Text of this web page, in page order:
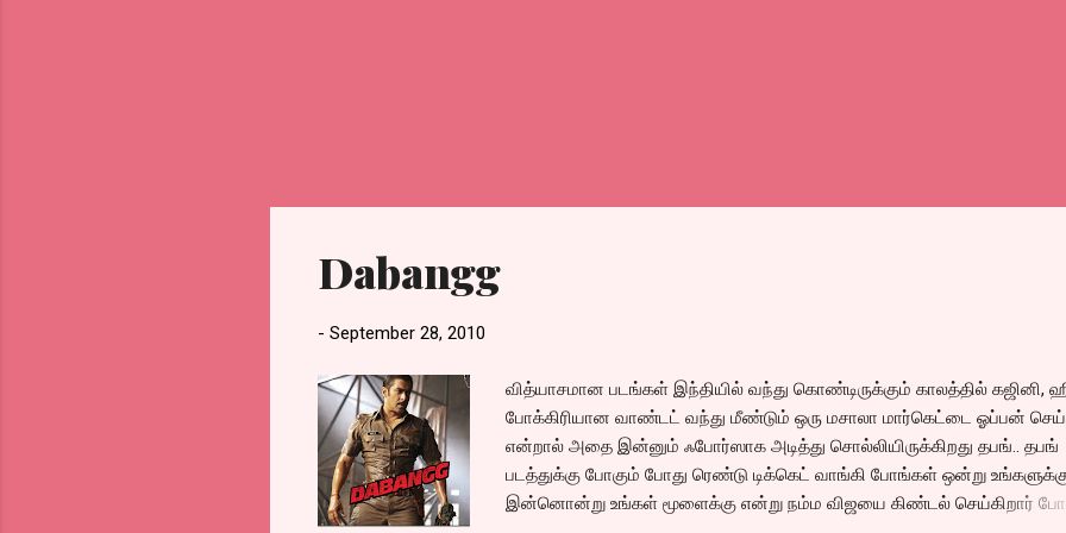
Dabangg
- September 28, 2010
வித்யாசமான படங்கள் இந்தியில் வந்து கொண்டிருக்கும் காலத்தில் கஜினி,
போக்கிரியான வாண்டட் வந்து மீண்டும் ஒரு மசாலா மார்கெட்டை ஓப்பன்
என்றால் அதை இன்னும் ஃபோர்ஸாக அடித்து சொல்லியிருக்கிறது தபங்.. தபங்
படத்துக்கு போகும் போது ரெண்டு டிக்கெட் வாங்கி போங்கள் ஒன்று
இன்னொன்று உங்கள் மூளைக்கு என்று நம்ம விஜயை கிண்டல் செய்கிறார்